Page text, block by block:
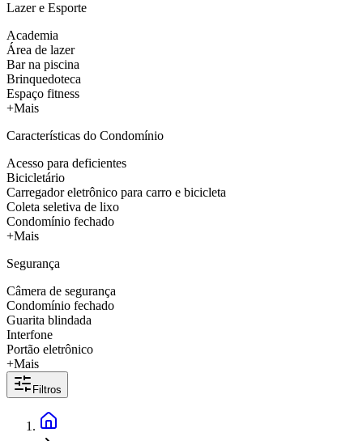
Lazer e Esporte
Academia
Área de lazer
Bar na piscina
Brinquedoteca
Espaço fitness
+Mais
Características do Condomínio
Acesso para deficientes
Bicicletário
Carregador eletrônico para carro e bicicleta
Coleta seletiva de lixo
Condomínio fechado
+Mais
Segurança
Câmera de segurança
Condomínio fechado
Guarita blindada
Interfone
Portão eletrônico
+Mais
Filtros